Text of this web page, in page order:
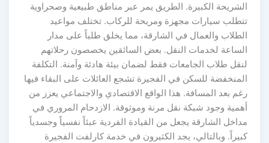
الشريحة الكبيرة. الطريق يمر عبر مناطق طبيعية وصحراوية
تتطلب سيارات مجهزة ومريحة للركاب. تختلف مواعيد
الطلاب والعمال في الشارقة، مما يخلق طلباً على مدار
الساعة لخدمات النقل. بعض السائقين يخصصون رحلاتهم
لنقل طلاب الجامعات فقط لضمان بيئة هادئة وآمنة. التكلفة
المنخفضة للسكن في الفجيرة تشجع العائلات على البقاء فيها
رغم بعد المسافة. هذا الواقع الاقتصادي والاجتماعي يعزز من
أهمية وجود شبكة نقل مرنة وموثوقة. الازدحام المروري في
مداخل الشارقة يجعل من القيادة الفردية عبئاً نفسياً وجسدياً
كبيراً. وبالتالي، يجد الكثيرون في خدمة كارلفت الفجيرة